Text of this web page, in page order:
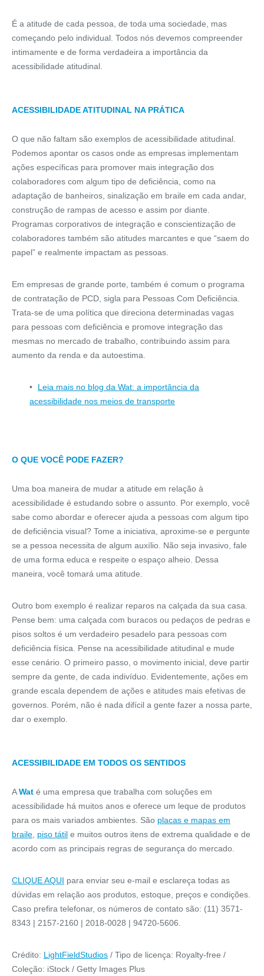
É a atitude de cada pessoa, de toda uma sociedade, mas
começando pelo individual. Todos nós devemos compreender
intimamente e de forma verdadeira a importância da
acessibilidade atitudinal.
ACESSIBILIDADE ATITUDINAL NA PRÁTICA
O que não faltam são exemplos de acessibilidade atitudinal.
Podemos apontar os casos onde as empresas implementam
ações específicas para promover mais integração dos
colaboradores com algum tipo de deficiência, como na
adaptação de banheiros, sinalização em braile em cada andar,
construção de rampas de acesso e assim por diante.
Programas corporativos de integração e conscientização de
colaboradores também são atitudes marcantes e que “saem do
papel” e realmente impactam as pessoas.
Em empresas de grande porte, também é comum o programa
de contratação de PCD, sigla para Pessoas Com Deficiência.
Trata-se de uma política que direciona determinadas vagas
para pessoas com deficiência e promove integração das
mesmas no mercado de trabalho, contribuindo assim para
aumento da renda e da autoestima.
Leia mais no blog da Wat: a importância da
acessibilidade nos meios de transporte
O QUE VOCÊ PODE FAZER?
Uma boa maneira de mudar a atitude em relação à
acessibilidade é estudando sobre o assunto. Por exemplo, você
sabe como abordar e oferecer ajuda a pessoas com algum tipo
de deficiência visual? Tome a iniciativa, aproxime-se e pergunte
se a pessoa necessita de algum auxílio. Não seja invasivo, fale
de uma forma educa e respeite o espaço alheio. Dessa
maneira, você tomará uma atitude.
Outro bom exemplo é realizar reparos na calçada da sua casa.
Pense bem: uma calçada com buracos ou pedaços de pedras e
pisos soltos é um verdadeiro pesadelo para pessoas com
deficiência física. Pense na acessibilidade atitudinal e mude
esse cenário. O primeiro passo, o movimento inicial, deve partir
sempre da gente, de cada indivíduo. Evidentemente, ações em
grande escala dependem de ações e atitudes mais efetivas de
governos. Porém, não é nada difícil a gente fazer a nossa parte,
dar o exemplo.
ACESSIBILIDADE EM TODOS OS SENTIDOS
AWat é uma empresa que trabalha com soluções em
acessibilidade há muitos anos e oferece um leque de produtos
para os mais variados ambientes. São placas e mapas em
braile piso tátil e muitos outros itens de extrema qualidade e de
acordo com as principais regras de segurança do mercado.
CLIQUE AQUI para enviar seu e-mail e esclareça todas as
dúvidas em relação aos produtos, estoque, preços e condições.
Caso prefira telefonar, os números de contato são: (11) 3571-
8343 | 2157-2160 | 2018-0028 | 94720-5606.
Crédito: LightFieldStudios / Tipo de licença: Royalty-free /
Coleção: iStock / Getty Images Plus